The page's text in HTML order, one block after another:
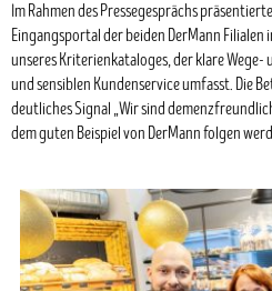
Im Rahmen des Pressegesprächs
Eingangsportal der beiden DerMann
unseres Kriterienkataloges, der klare
und sensiblen Kundenservice umfasst. Die
deutliches Signal „Wir sind
dem guten Beispiel von DerMann folgen